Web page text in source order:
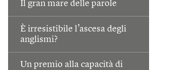
Il gran mare delle parole
È irresistibile l’ascesa degli
anglismi?
Un premio alla capacità di